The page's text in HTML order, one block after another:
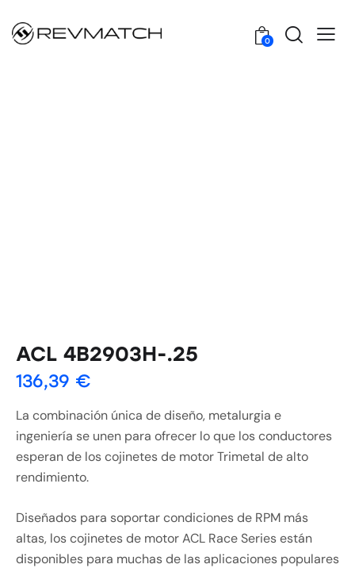
0
ACL 4B2903H-.25
136,39 €
La combinación única de diseño, metalurgia e
ingeniería se unen para ofrecer lo que los conductores
esperan de los cojinetes de motor Trimetal de alto
rendimiento.
Diseñados para soportar condiciones de RPM más
altas, los cojinetes de motor ACL Race Series están
disponibles para muchas de las aplicaciones populares